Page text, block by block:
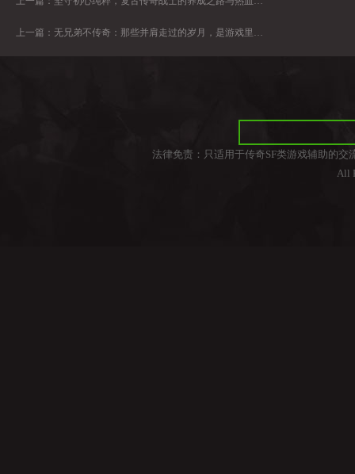
上一篇： 无兄弟不传奇：那些并肩走过的岁月，是游戏里最珍贵的宝藏
法律免责：只适用于传奇SF类游戏辅助的
All